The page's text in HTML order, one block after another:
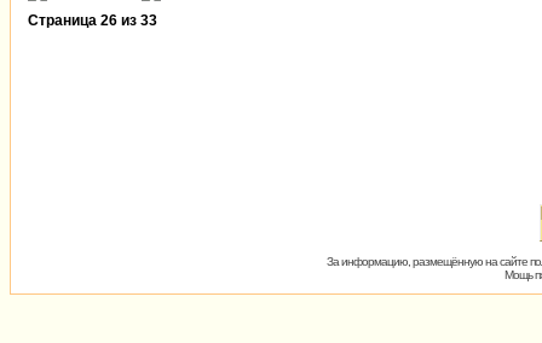
Страница 26 из 33
За информацию, размещённую на сайте
Мощь